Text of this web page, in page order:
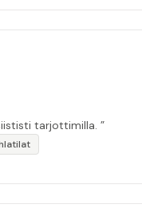
tarjottimilla. ”